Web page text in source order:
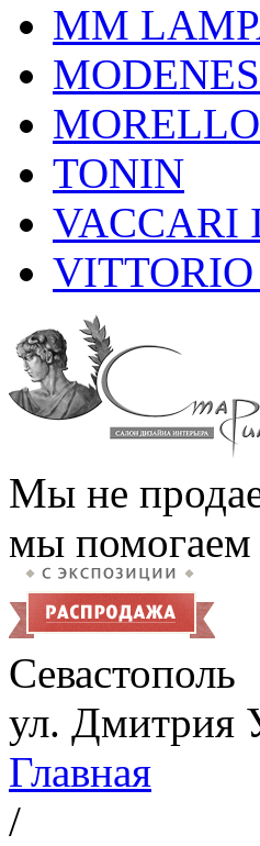
MM
TONIN
VACCARI
Мы не
мы помогаем
Севастополь
ул. Дмитрия
Главная
/